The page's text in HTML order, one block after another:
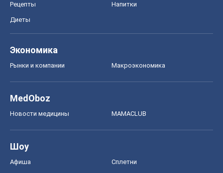
Рецепты Напитки
Диеты
Экономика
Рынки и компании Mакроэкономика
MedOboz
Новости медицины MAMACLUB
Шоу
Афиша Сплетни